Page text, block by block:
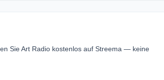
Sie Art Radio kostenlos auf Streema — keine